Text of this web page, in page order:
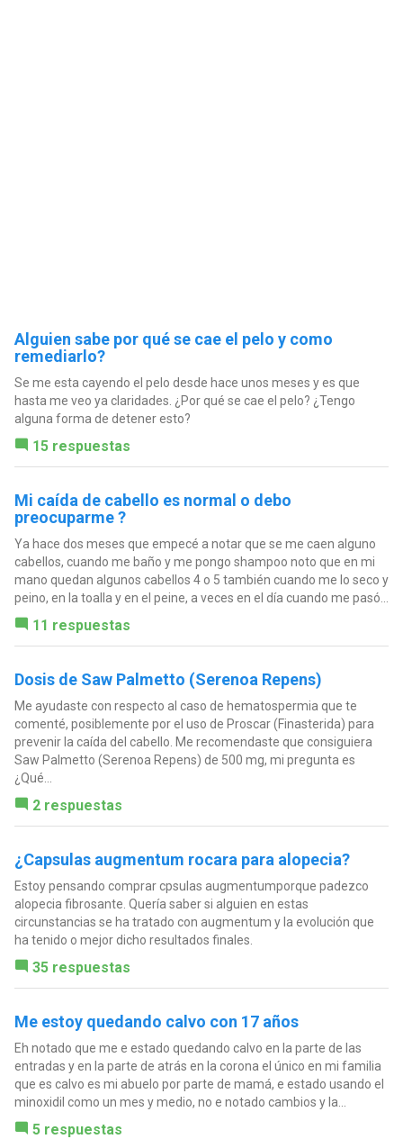
Alguien sabe por qué se cae el pelo y como
remediarlo?
Se me esta cayendo el pelo desde hace unos meses y es que
hasta me veo ya claridades. ¿Por qué se cae el pelo? ¿Tengo
alguna forma de detener esto?
15 respuestas
Mi caída de cabello es normal o debo
preocuparme ?
Ya hace dos meses que empecé a notar que se me caen alguno
cabellos, cuando me baño y me pongo shampoo noto que en mi
mano quedan algunos cabellos 4 o 5 también cuando me lo seco y
peino, en la toalla y en el peine, a veces en el día cuando me pasó...
11 respuestas
Dosis de Saw Palmetto (Serenoa Repens)
Me ayudaste con respecto al caso de hematospermia que te
comenté, posiblemente por el uso de Proscar (Finasterida) para
prevenir la caída del cabello. Me recomendaste que consiguiera
Saw Palmetto (Serenoa Repens) de 500 mg, mi pregunta es
¿Qué...
2 respuestas
¿Capsulas augmentum rocara para alopecia?
Estoy pensando comprar cpsulas augmentumporque padezco
alopecia fibrosante. Quería saber si alguien en estas
circunstancias se ha tratado con augmentum y la evolución que
ha tenido o mejor dicho resultados finales.
35 respuestas
Me estoy quedando calvo con 17 años
Eh notado que me e estado quedando calvo en la parte de las
entradas y en la parte de atrás en la corona el único en mi familia
que es calvo es mi abuelo por parte de mamá, e estado usando el
minoxidil como un mes y medio, no e notado cambios y la...
5 respuestas